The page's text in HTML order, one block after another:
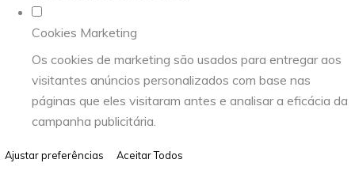
Cookies Marketing
Os cookies de marketing são usados para entregar aos
visitantes anúncios personalizados com base nas
páginas que eles visitaram antes e analisar a eficácia da
campanha publicitária.
Ajustar preferências Aceitar Todos